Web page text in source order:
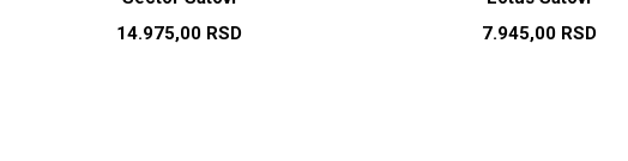
14.975,00 RSD
7.945,00 RSD